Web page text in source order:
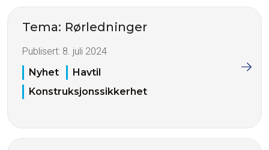
Tema: Rørledninger
Publisert: 8. juli 2024
Nyhet
Havtil
Konstruksjonssikkerhet